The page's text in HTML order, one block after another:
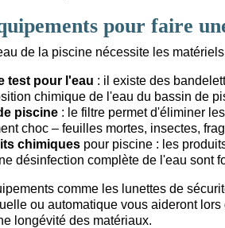
pour faire
de la piscine nécessite les
test pour l'eau : il existe des
chimique de l'eau du bassin de
piscine : le filtre permet d'éliminer
choc – feuilles mortes, insectes,
chimiques pour piscine : les
désinfection complète de l'eau sont
comme les lunettes de
ou automatique vous aideront
longévité des matériaux.